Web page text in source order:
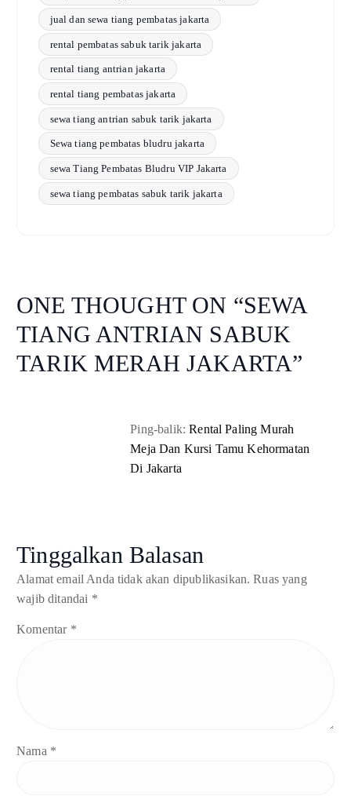
jual dan sewa tiang pembatas jakarta
rental pembatas sabuk tarik jakarta
rental tiang antrian jakarta
rental tiang pembatas jakarta
sewa tiang antrian sabuk tarik jakarta
Sewa tiang pembatas bludru jakarta
sewa Tiang Pembatas Bludru VIP Jakarta
sewa tiang pembatas sabuk tarik jakarta
ONE THOUGHT ON “SEWA
TIANG ANTRIAN SABUK
TARIK MERAH JAKARTA”
Ping-balik:Rental Paling Murah
Meja Dan Kursi Tamu Kehormatan
Di Jakarta
Tinggalkan Balasan
Alamat email Anda tidak akan dipublikasikan. Ruas yang
wajib ditandai *
Komentar *
Nama *